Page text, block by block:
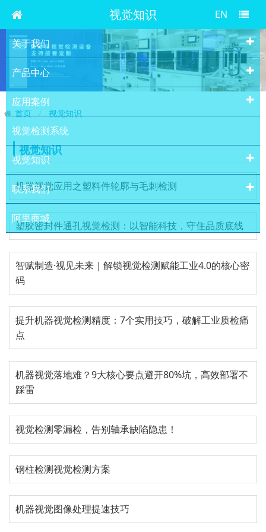
视觉知识 EN
关于我们
产品中心
应用案例
视觉检测系统
视觉知识
联系我们
阿里商城
首页 视觉知识
视觉知识
机器视觉应用之塑料件轮廓与毛刺检测
塑胶密封件通孔视觉检测：以智能科技，守住品质底线
智赋制造·视见未来｜解锁视觉检测赋能工业4.0的核心密
码
提升机器视觉检测精度：7个实用技巧，破解工业质检痛
点
机器视觉落地难？9大核心要点避开80%坑，高效部署不
踩雷
视觉检测零漏检，告别轴承缺陷隐患！
钢柱检测视觉检测方案
机器视觉图像处理提速技巧